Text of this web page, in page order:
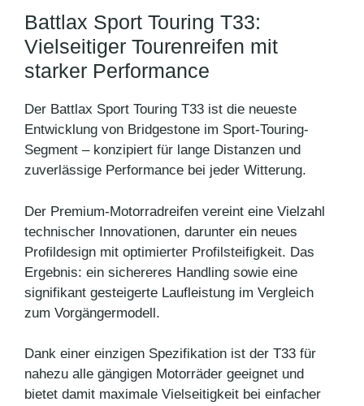
Battlax Sport Touring T33:
Vielseitiger Tourenreifen mit
starker Performance
Der Battlax Sport Touring T33 ist die neueste
Entwicklung von Bridgestone im Sport-Touring-
Segment – konzipiert für lange Distanzen und
zuverlässige Performance bei jeder Witterung.
Der Premium-Motorradreifen vereint eine Vielzahl
technischer Innovationen, darunter ein neues
Profildesign mit optimierter Profilsteifigkeit. Das
Ergebnis: ein sichereres Handling sowie eine
signifikant gesteigerte Laufleistung im Vergleich
zum Vorgängermodell.
Dank einer einzigen Spezifikation ist der T33 für
nahezu alle gängigen Motorräder geeignet und
bietet damit maximale Vielseitigkeit bei einfacher